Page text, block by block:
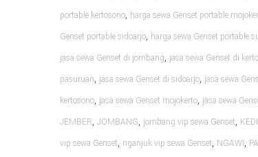
portable kertosono, harga sewa Genset portable
Genset portable sidoarjo, harga sewa Genset portable
jasa sewa Genset di jombang, jasa sewa Genset di
pasuruan, jasa sewa Genset di sidoarjo, jasa sewa
kertosono, jasa sewa Genset mojokerto, jasa sewa
JEMBER, JOMBANG, jombang vip sewa Genset,
vip sewa Genset, nganjuk vip sewa Genset, NGAWI ,